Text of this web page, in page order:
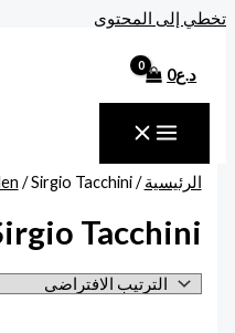
إلى المحتوى
د.ع0
الرئيسية/
Men/ Sirgio Tacchini
Sirgio Tacchini